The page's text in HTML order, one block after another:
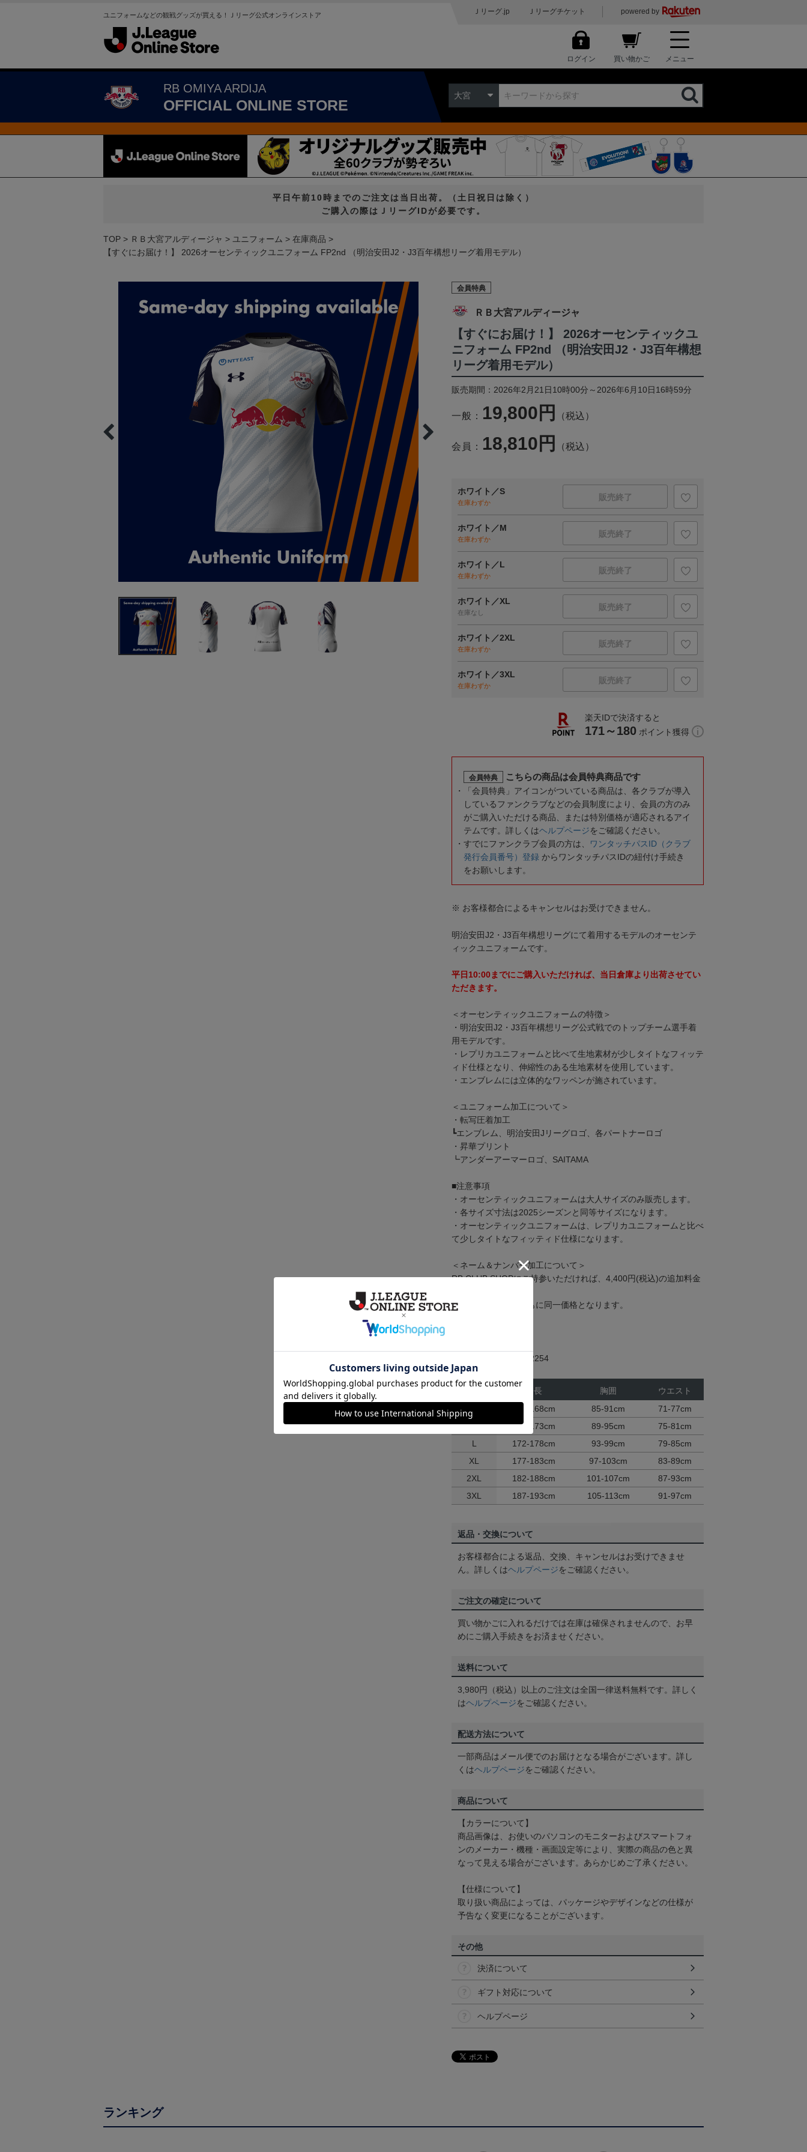
ユニフォームなどの観戦グッズが買える！Ｊリーグ公式オンラインストア Ｊリーグ.jp Ｊリーグチケット powered by
ログイン 買い物かご メニュー
RB OMIYA ARDIJA
OFFICIAL ONLINE STORE
大宮
平日午前10時までのご注文は当日出荷。（土日祝日は除く）
ご購入の際はＪリーグIDが必要です。
TOP ＲＢ大宮アルディージャ ユニフォーム
在庫商品
【すぐにお届け！】 2026オーセンティックユニフォーム FP2nd （明治安田J2・J3百年構想リーグ着用モデル）
会員特典
ＲＢ大宮アルディージャ
【すぐにお届け！】 2026オーセンティックユ
ニフォーム FP2nd （明治安田J2・J3百年構想
リーグ着用モデル）
販売期間：2026年2月21日10時00分～2026年6月10日16時59分
一般： 19,800円 （税込）
会員： 18,810円 （税込）
ホワイト／S
在庫わずか
販売終了
ホワイト／M
在庫わずか
販売終了
ホワイト／L
在庫わずか
販売終了
ホワイト／XL
在庫なし
販売終了
ホワイト／2XL
在庫わずか
販売終了
ホワイト／3XL
在庫わずか
販売終了
楽天IDで決済すると
171～180 ポイント獲得
会員特典 こちらの商品は会員特典商品です
「会員特典」アイコンがついている商品は、各クラブが導入
しているファンクラブなどの会員制度により、会員の方のみ
がご購入いただける商品、または特別価格が適応されるアイ
テムです。詳しくはヘルプページをご確認ください。
すでにファンクラブ会員の方は、
ワンタッチパスID（クラブ
発行会員番号）登録 からワンタッチパスIDの紐付け手続き
をお願いします。
※ お客様都合によるキャンセルはお受けできません。
明治安田J2・J3百年構想リーグにて着用するモデルのオーセンテ
ィックユニフォームです。
平日10:00までにご購入いただければ、当日倉庫より出荷させてい
ただきます。
＜オーセンティックユニフォームの特徴＞
・明治安田J2・J3百年構想リーグ公式戦でのトップチーム選手着
用モデルです。
・レプリカユニフォームと比べて生地素材が少しタイトなフィッテ
ィド仕様となり、伸縮性のある生地素材を使用しています。
・エンブレムには立体的なワッペンが施されています。
＜ユニフォーム加工について＞
・転写圧着加工
┗エンブレム、明治安田Jリーグロゴ、各パートナーロゴ
・昇華プリント
┗アンダーアーマーロゴ、SAITAMA
■注意事項
・オーセンティックユニフォームは大人サイズのみ販売します。
・各サイズ寸法は2025シーズンと同等サイズになります。
・オーセンティックユニフォームは、レプリカユニフォームと比べ
て少しタイトなフィッティド仕様になります。
＜ネーム＆ナンバー加工について＞
RB CLUB SHOPにご持参いただければ、4,400円(税込)の追加料金
※番号は1桁、2桁ともに同一価格となります。
メーカー品番：oa902254
身長 胸囲
ウエスト
162-168cm 85-91cm
71-77cm
M
167-173cm 89-95cm
75-81cm
L
172-178cm 93-99cm
79-85cm
XL
177-183cm 97-103cm
83-89cm
2XL
182-188cm 101-107cm
87-93cm
3XL
187-193cm 105-113cm 91-97cm
返品・交換について
お客様都合による返品、交換、キャンセルはお受けできませ
ん。詳しくはヘルプページをご確認ください。
ご注文の確定について
買い物かごに入れるだけでは在庫は確保されませんので、お早
めにご購入手続きをお済ませください。
送料について
3,980円（税込）以上のご注文は全国一律送料無料です。詳しく
はヘルプページをご確認ください。
配送方法について
一部商品はメール便でのお届けとなる場合がございます。詳し
くはヘルプページをご確認ください。
商品について
【カラーについて】
商品画像は、お使いのパソコンのモニターおよびスマートフォ
ンのメーカー・機種・画面設定等により、実際の商品の色と異
なって見える場合がございます。あらかじめご了承ください。
【仕様について】
取り扱い商品によっては、パッケージやデザインなどの仕様が
予告なく変更になることがございます。
その他
決済について
ギフト対応について
ヘルプページ
ランキング